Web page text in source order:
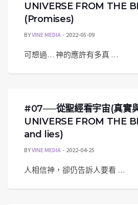
UNIVERSE FROM THE
(Promises)
BYVINE MEDIA 2022-05-09
可想過… 神的應許有多真 …
#07──從聖經看宇宙(真實
UNIVERSE FROM THE
and lies)
BYVINE MEDIA 2022-04-25
人相信神，卻仍告訴人要看 …